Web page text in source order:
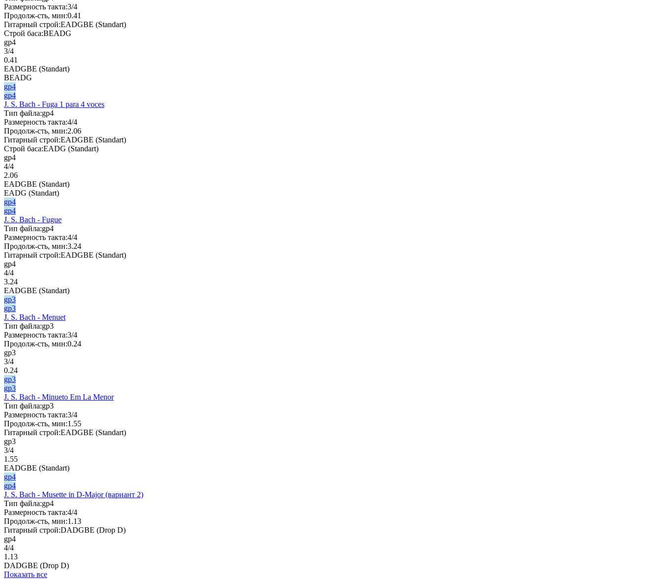
Размерность такта:3/4
Продолж-сть, мин:0.41
Гитарный строй:EADGBE (Standart)
Строй баса:BEADG
gp4
3/4
0.41
EADGBE (Standart)
BEADG
gp4
gp4
J. S. Bach - Fuga 1 para 4 voces
Тип файла:gp4
Размерность такта:4/4
Продолж-сть, мин:2.06
Гитарный строй:EADGBE (Standart)
Строй баса:EADG (Standart)
gp4
4/4
2.06
EADGBE (Standart)
EADG (Standart)
gp4
gp4
J. S. Bach - Fugue
Тип файла:gp4
Размерность такта:4/4
Продолж-сть, мин:3.24
Гитарный строй:EADGBE (Standart)
gp4
4/4
3.24
EADGBE (Standart)
gp3
gp3
J. S. Bach - Menuet
Тип файла:gp3
Размерность такта:3/4
Продолж-сть, мин:0.24
gp3
3/4
0.24
gp3
gp3
J. S. Bach - Minueto Em La Menor
Тип файла:gp3
Размерность такта:3/4
Продолж-сть, мин:1.55
Гитарный строй:EADGBE (Standart)
gp3
3/4
1.55
EADGBE (Standart)
gp4
gp4
J. S. Bach - Musette in D-Major (вариант 2)
Тип файла:gp4
Размерность такта:4/4
Продолж-сть, мин:1.13
Гитарный строй:DADGBE (Drop D)
gp4
4/4
1.13
DADGBE (Drop D)
Показать все